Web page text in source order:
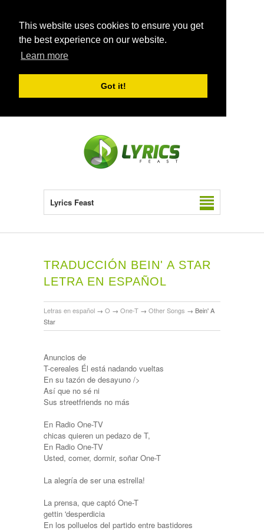
This website uses cookies to ensure you get
the best experience on our website.
Learn more
Got it!
Lyrics Feast
TRADUCCIÓN BEIN' A STAR
LETRA EN ESPAÑOL
Letras en español → O → One-T → Other Songs → Bein' A
Star
Anuncios de
T-cereales Él está nadando vueltas
En su tazón de desayuno />
Así que no sé ni
Sus streetfriends no más
En Radio One-TV
chicas quieren un pedazo de T,
En Radio One-TV
Usted, comer, dormir, soñar One-T
La alegría de ser una estrella!
La prensa, que captó One-T
gettin 'desperdicia
En los polluelos del partido entre bastidores